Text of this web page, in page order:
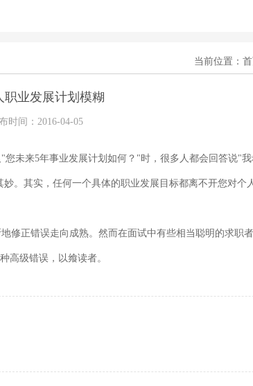
当前位置： 首
职业发展计划模糊
时间：2016-04-05
来5年事业发展计划如何？"时，很多人都会回答说"我
。其实，任何一个具体的职业发展目标都离不开您对个
正错误走向成熟。然而在面试中有些相当聪明的求职
高级错误，以飨读者。